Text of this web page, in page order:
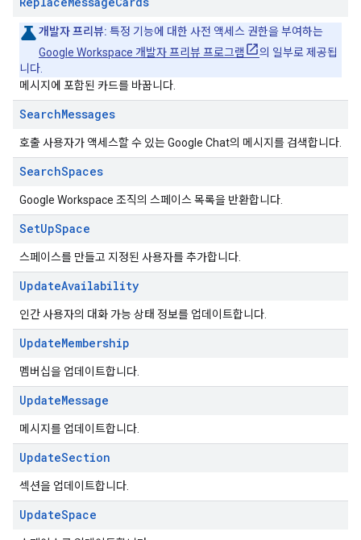
개발자 프리뷰: 특정 기능에 대한 사전 액세스 권한을 부여하는
Google Workspace 개발자 프리뷰 프로그램
의 일부로 제공됩
니다.
메시지에 포함된 카드를 바꿉니다.
SearchMessages
호출 사용자가 액세스할 수 있는 Google Chat의 메시지를 검색합니다.
SearchSpaces
Google Workspace 조직의 스페이스 목록을 반환합니다.
SetUpSpace
스페이스를 만들고 지정된 사용자를 추가합니다.
UpdateAvailability
인간 사용자의 대화 가능 상태 정보를 업데이트합니다.
UpdateMembership
멤버십을 업데이트합니다.
UpdateMessage
메시지를 업데이트합니다.
UpdateSection
섹션을 업데이트합니다.
UpdateSpace